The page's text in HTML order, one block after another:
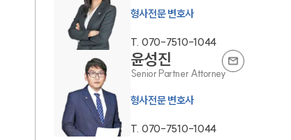
오시는 길
글로벌 파트너 로펌
고객의 소리
통합검색
AI대륜
형사전문 변호사
T. 070-7510-1044
윤성진
Senior Partner Attorney
형사전문 변호사
T. 070-7510-1044